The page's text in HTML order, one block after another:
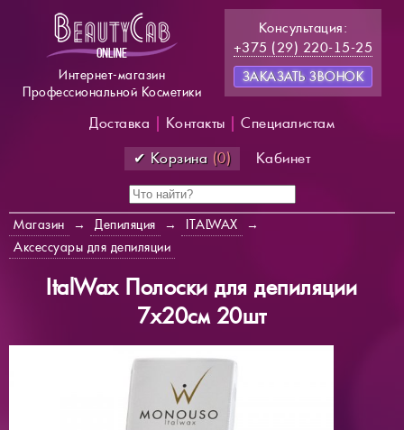
Интернет-магазин
Профессиональной Косметики
Консультация:
+375 (29) 220-15-25
ЗАКАЗАТЬ ЗВОНОК
Доставка Контакты
Специалистам
✔ Корзина (0) Кабинет
Магазин → Депиляция → ITALWAX
→
Аксессуары для депиляции
ItalWax Полоски для депиляции
7х20см 20шт